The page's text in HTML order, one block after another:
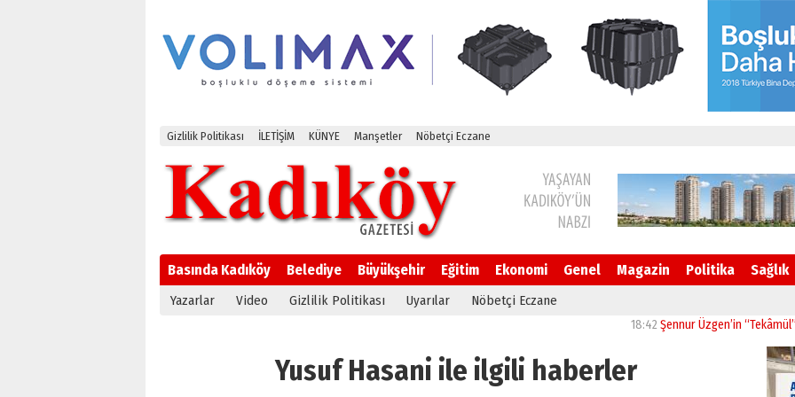
Gizlilik Politikası İLETİŞİM KÜNYE Manşetler Nöbetçi Eczane
Basında Kadıköy Belediye Büyükşehir Eğitim Ekonomi Genel Magazin Politika Sağlık
Yazarlar Video Gizlilik Politikası Uyarılar Nöbetçi Eczane
Şennur Üzgen’in “Tekâmül” Eseri
Yusuf Hasani ile ilgili haberler